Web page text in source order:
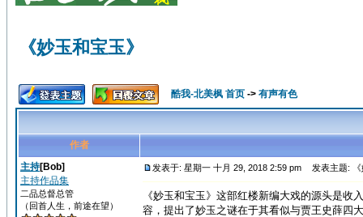
《妙玉和宝玉》
酷我-北美枫 首页 -> 有声有色
作者
主持[Bob]
主持作品集
二品总督总管
（回首人生，前途在望）
发表于: 星期一 十月 29, 2018 2:59 pm 发表主题: 《
《妙玉和宝玉》这部红楼新编大戏的源头是
容，提出了妙玉之谜在于其看似与贾王史薛四